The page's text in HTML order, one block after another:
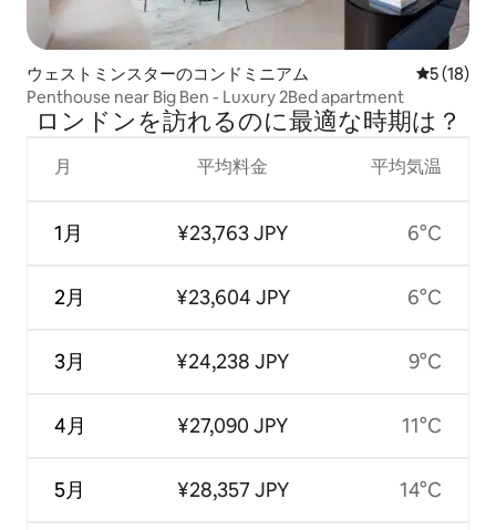
ウェストミンスターのコンドミニアム レビュー
5 (18)
Penthouse near Big Ben - Luxury 2Bed apartment
ロンドンを訪⁠れ⁠るの⁠に最⁠適⁠な時⁠期⁠は⁠？
月
1月
2月
3月
4月
5月
平均料金
¥23,763 JPY
¥23,604 JPY
¥24,238 JPY
¥27,090 JPY
¥28,357 JPY
平均気温
6°C
6°C
9°C
11°C
14°C